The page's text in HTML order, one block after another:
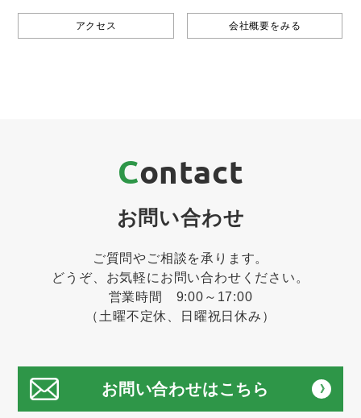
アクセス 会社概要をみる
Contact
お問い合わせ
ご質問やご相談を承ります。
どうぞ、お気軽にお問い合わせください。
営業時間 9:00～17:00
（土曜不定休、日曜祝日休み）
お問い合わせはこちら